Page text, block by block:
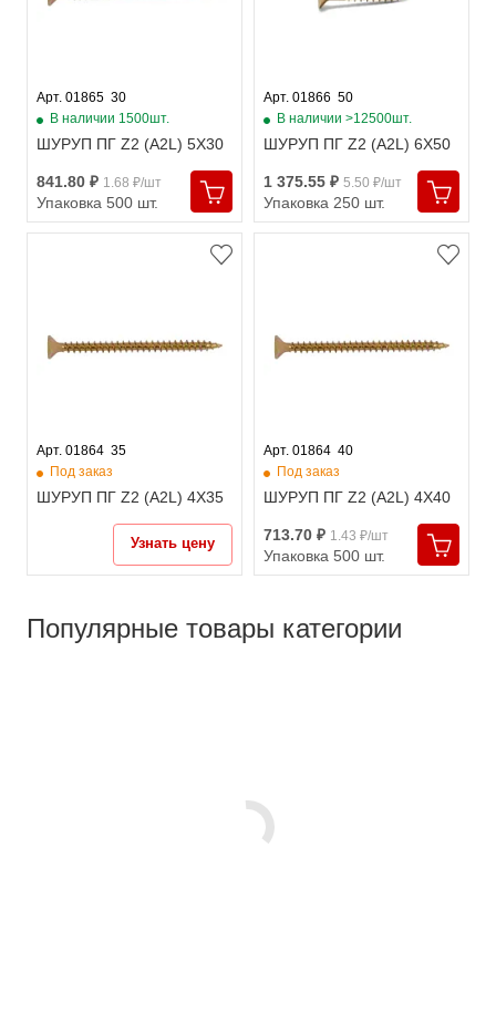
Арт. 01865  30
В наличии 1500шт.
ШУРУП ПГ Z2 (A2L) 5X30
841.80 ₽ 1.68 ₽/шт
Упаковка 500 шт.
Арт. 01866  50
В наличии >12500шт.
ШУРУП ПГ Z2 (A2L) 6X50
1 375.55 ₽ 5.50 ₽/шт
Упаковка 250 шт.
Арт. 01864  35
Под заказ
ШУРУП ПГ Z2 (A2L) 4X35
Узнать цену
Арт. 01864  40
Под заказ
ШУРУП ПГ Z2 (A2L) 4X40
713.70 ₽ 1.43 ₽/шт
Упаковка 500 шт.
Популярные товары категории